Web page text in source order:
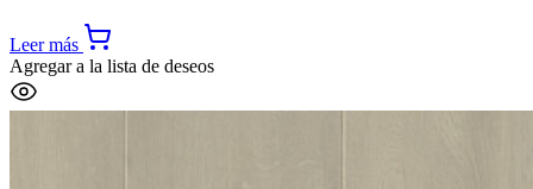
Leer más
Agregar a la lista de deseos